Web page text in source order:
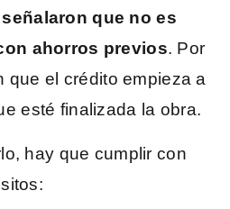
que no es
ahorros previos. Por
que el crédito empieza a
esté finalizada la obra.
hay que cumplir con